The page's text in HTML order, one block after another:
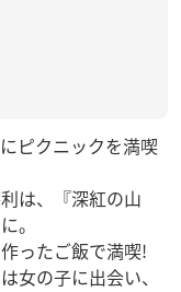
ピクニックを満喫
は、『深紅の山
。
ったご飯で満喫!
女の子に出会い、